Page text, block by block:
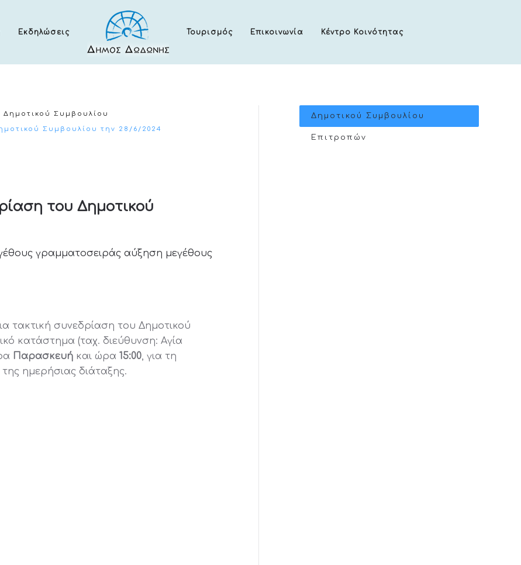
Εκδηλώσεις Τουρισμός Επικοινωνία Κέντρο Κοινότητας
Δημοτικού Συμβουλίου
Συμβουλίου την 28/6/2024
του Δημοτικού
γραμματοσειράς αύξηση μεγέθους
τακτική συνεδρίαση του Δημοτικού
κατάστημα (ταχ. διεύθυνση: Αγία
Παρασκευή και ώρα 15:00, για τη
ημερήσιας διάταξης.
Δημοτικού Συμβουλίου
Επιτροπών